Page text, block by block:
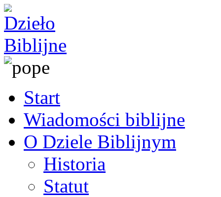
Start
Wiadomości biblijne
O Dziele Biblijnym
Historia
Statut